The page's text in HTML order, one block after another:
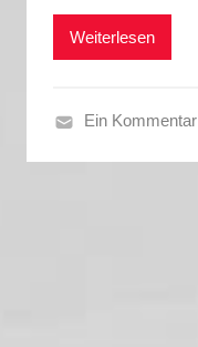
Weiterlesen
Ein Kommentar